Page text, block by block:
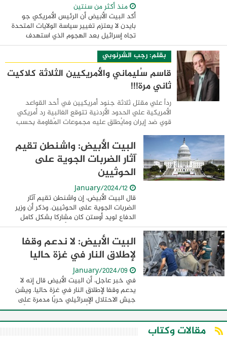
منذ أكثر من سنتين
أكد البيت الأبيض أن الرئيس الأمريكي جو
بايدن لا يعتزم تغيير سياسة الولايات المتحدة
تجاه إسرائيل بعد الهجوم الذي استهدف
مخيما للنازحين في مدينة رفح جنوب قطاع
غزة، لكنه لا يغض الطرف عن معاناة ...
بقلم: رجب الشرنوبي
قاسم سُليماني والأمريكيين الثلاثة كلاكيت
ثاني مرة!!!
رداً علي مقتل ثلاثة جنود أمريكيين في أحد القواعد
الأمريكية علي الحدود الأردنية تتوقع الغالبية رد أمريكي
قوي ضد إيران ومايُطلق عليه مجموعات المُقاومة بِحسب
البيت الأبيض: واشنطن تقيم
آثار الضربات الجوية على
الحوثيين
قال البيت الأبيض، إن واشنطن تقيم آثار
الضربات الجوية على الحوثيين. وذكر أن وزير
الدفاع لويد أوستن كان مشاركا بشكل كامل
وتابع جميع التطورات بشأن الضربات ضد
الحوثيين. وأشار إلى أن الغارات استهدفت ...
البيت الأبيض: لا ندعم وقفا
لإطلاق النار في غزة حاليا
في خبر عاجل، أن البيت الأبيض قال إنه لا
يدعم وقفا لإطلاق النار في غزة حاليا. ويشن
جيش الاحتلال الإسرائيلي حربًا مدمرة على
قطاع غزة، منذ 7 أكتوبر الماضي، خلّفت أكثر
من 23 ألف شهيد و58 ألف مصاب معظمهم ...
مقالات وكتاب